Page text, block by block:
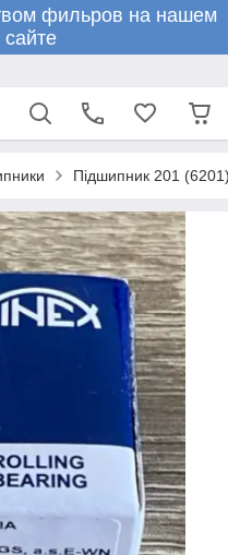
фильров на нашем
Підшипник 201